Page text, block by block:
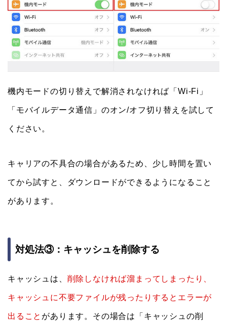
機内モードの切り替えで解消されなければ「Wi-Fi」
「モバイルデータ通信」のオン/オフ切り替えを試して
ください。
キャリアの不具合の場合があるため、少し時間を置い
てから試すと、ダウンロードができるようになること
があります。
対処法③：キャッシュを削除する
キャッシュは、 削除しなければ溜まってしまったり、
キャッシュに不要ファイルが残ったりするとエラーが
出ること があります。その場合は「キャッシュの削